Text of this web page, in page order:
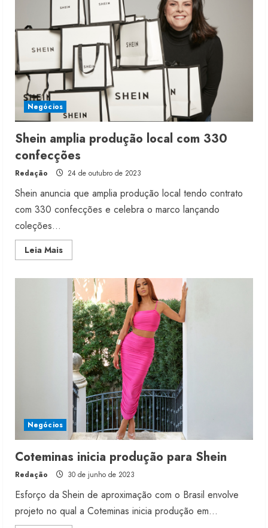
fitness
Negócios
Shein amplia produção local com 330
confecções
Redação 24 de outubro de 2023
Shein anuncia que amplia produção local tendo contrato
com 330 confecções e celebra o marco lançando
coleções...
Leia MaisRead
more
amplia
produção
local
com
330
confecções
Negócios
Coteminas inicia produção para Shein
Redação 30 de junho de 2023
Esforço da Shein de aproximação com o Brasil envolve
projeto no qual a Coteminas inicia produção em...